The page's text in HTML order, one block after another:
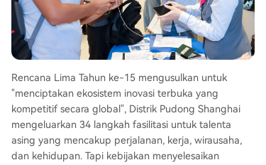
Rencana Lima Tahun ke-15 mengusulkan untuk
"menciptakan ekosistem inovasi terbuka yang
kompetitif secara global", Distrik Pudong Shanghai
mengeluarkan 34 langkah fasilitasi untuk talenta
asing yang mencakup perjalanan, kerja, wirausaha,
dan kehidupan. Tapi kebijakan menyelesaikan